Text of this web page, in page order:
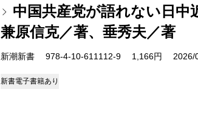
中国共産党が語れない日中
兼原信克／著、垂秀夫／著
新潮新書 978-4-10-611112-9 1,166円 2026/
新書電子書籍あり